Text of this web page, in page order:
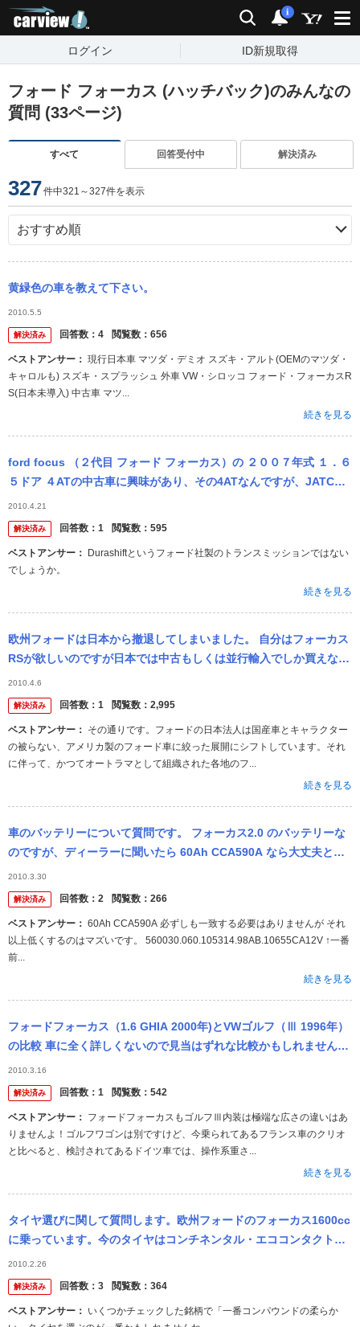
検索 通知
i
ログイン ID新規取得
フォード フォーカス (ハッチバック)のみんなの
質問 (33ページ)
すべて 回答受付中 解決済み
327件中321～327件を表示
黄緑色の車を教えて下さい。
2010.5.5
解決済み 回答数： 4 閲覧数： 656
ベストアンサー：
キャロルも) スズキ・スプラッシュ 外車 VW・シロッコ フォード・フォーカスR
S(日本未導入) 中古車 マツ...
続きを見る
ford focus （２代目 フォード フォーカス）の ２００７年式 １．６
５ドア ４ATの中古車に興味があり、その4ATなんですが、JATCO
製（≒日本製）か FORD内製か ご存知の方ご...
2010.4.21
解決済み 回答数： 1 閲覧数： 595
ベストアンサー：
でしょうか。
続きを見る
欧州フォードは日本から撤退してしまいました。 自分はフォーカス
RSが欲しいのですが日本では中古もしくは並行輸入でしか買えない
のでしょうか? フォードに詳しい方の情報をお待ちしてます。
2010.4.6
解決済み 回答数： 1 閲覧数： 2,995
ベストアンサー：
の被らない、アメリカ製のフォード車に絞った展開にシフトしています。それ
に伴って、かつてオートラマとして組織された各地のフ...
続きを見る
車のバッテリーについて質問です。 フォーカス2.0 のバッテリーな
のですが、ディーラーに聞いたら 60Ah CCA590A なら大丈夫と言
われました。 60Ah CCA590A この数値は必...
2010.3.30
解決済み 回答数： 2 閲覧数： 266
ベストアンサー：
以上低くするのはマズいです。 560030.060.105314.98AB.10655CA12V ↑一番
前...
続きを見る
フォードフォーカス（1.6 GHIA 2000年)とVWゴルフ（Ⅲ 1996年）
の比較 車に全く詳しくないので見当はずれな比較かもしれません
が、中古車購入を見当しており、上記二車が予算内で見つか...
2010.3.16
解決済み 回答数： 1 閲覧数： 542
ベストアンサー：
りませんよ！ゴルフワゴンは別ですけど、今乗られてあるフランス車のクリオ
と比べると、検討されてあるドイツ車では、操作系重さ...
続きを見る
タイヤ選びに関して質問します。欧州フォードのフォーカス1600cc
に乗っています。今のタイヤはコンチネンタル・エココンタクトで
履き替えを考えています。 ダンロップ・ルマン、ファルケン・ジー
クス、...
2010.2.26
解決済み 回答数： 3 閲覧数： 364
ベストアンサー：